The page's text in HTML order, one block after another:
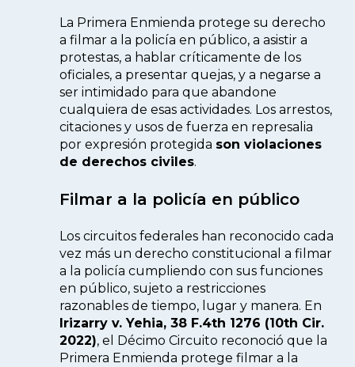
La Primera Enmienda protege su derecho
a filmar a la policía en público, a asistir a
protestas, a hablar críticamente de los
oficiales, a presentar quejas, y a negarse a
ser intimidado para que abandone
cualquiera de esas actividades. Los arrestos,
citaciones y usos de fuerza en represalia
por expresión protegida son violaciones
de derechos civiles.
Filmar a la policía en público
Los circuitos federales han reconocido cada
vez más un derecho constitucional a filmar
a la policía cumpliendo con sus funciones
en público, sujeto a restricciones
razonables de tiempo, lugar y manera. En
Irizarry v. Yehia, 38 F.4th 1276 (10th Cir.
2022), el Décimo Circuito reconoció que la
Primera Enmienda protege filmar a la